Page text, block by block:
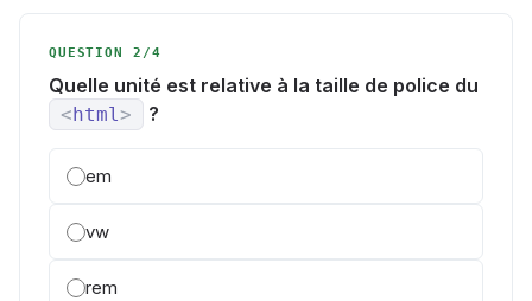
QUESTION 2/4
Quelle unité est relative à la taille de police du
<html> ?
em
vw
rem